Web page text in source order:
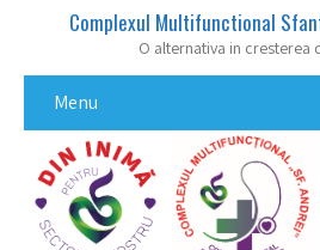
Complexul Multifunctional
O alternativa in cresterea
Menu